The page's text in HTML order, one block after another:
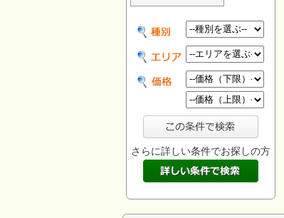
さらに詳しい条件でお探しの方